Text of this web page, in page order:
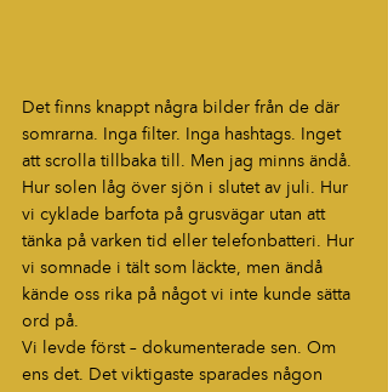
Det finns knappt några bilder från de där
somrarna. Inga filter. Inga hashtags. Inget
att scrolla tillbaka till. Men jag minns ändå.
Hur solen låg över sjön i slutet av juli. Hur
vi cyklade barfota på grusvägar utan att
tänka på varken tid eller telefonbatteri. Hur
vi somnade i tält som läckte, men ändå
kände oss rika på något vi inte kunde sätta
ord på.
Vi levde först – dokumenterade sen. Om
ens det. Det viktigaste sparades någon